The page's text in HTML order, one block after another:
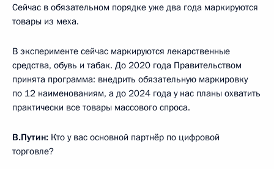
Сейчас в обязательном порядке уже два года маркируются
товары из меха.
В эксперименте сейчас маркируются лекарственные
средства, обувь и табак. До 2020 года Правительством
принята программа: внедрить обязательную маркировку
по 12 наименованиям, а до 2024 года у нас планы охватить
практически все товары массового спроса.
В.Путин: Кто у вас основной партнёр по цифровой
торговле?